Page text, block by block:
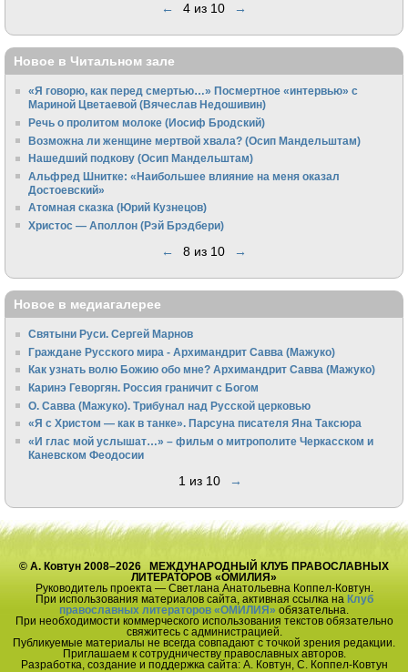
← 4 из 10 →
Новое в Читальном зале
«Я говорю, как перед смертью…» Посмертное «интервью» с
Мариной Цветаевой (Вячеслав Недошивин)
Речь о пролитом молоке (Иосиф Бродский)
Возможна ли женщине мертвой хвала? (Осип Мандельштам)
Нашедший подкову (Осип Мандельштам)
Альфред Шнитке: «Наибольшее влияние на меня оказал
Достоевский»
Атомная сказка (Юрий Кузнецов)
Христос — Аполлон (Рэй Брэдбери)
← 8 из 10 →
Новое в медиагалерее
Святыни Руси. Сергей Марнов
Граждане Русского мира - Архимандрит Савва (Мажуко)
Как узнать волю Божию обо мне? Архимандрит Савва (Мажуко)
Каринэ Геворгян. Россия граничит с Богом
О. Савва (Мажуко). Трибунал над Русской церковью
«Я с Христом — как в танке». Парсуна писателя Яна Таксюра
«И глас мой услышат…» – фильм о митрополите Черкасском и
Каневском Феодосии
1 из 10 →
© А. Ковтун 2008–2026 МЕЖДУНАРОДНЫЙ КЛУБ ПРАВОСЛАВНЫХ
ЛИТЕРАТОРОВ «ОМИЛИЯ»
Руководитель проекта — Светлана Анатольевна Коппел-Ковтун.
При использования материалов сайта, активная ссылка на Клуб
православных литераторов «ОМИЛИЯ» обязательна.
При необходимости коммерческого использования текстов обязательно
свяжитесь с администрацией.
Публикуемые материалы не всегда совпадают с точкой зрения редакции.
Приглашаем к сотрудничеству православных авторов.
Разработка, создание и поддержка сайта: А. Ковтун, С. Коппел-Ковтун